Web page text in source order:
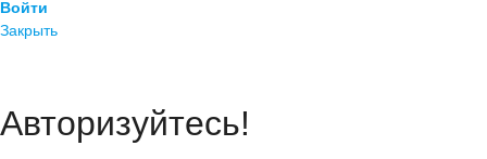
Войти
Закрыть
Авторизуйтесь!